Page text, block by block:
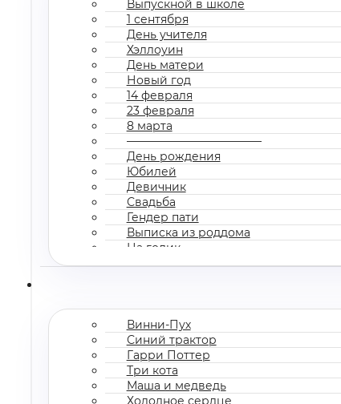
Выпускной в школе
1 сентября
День учителя
Хэллоуин
День матери
Новый год
14 февраля
23 февраля
8 марта
————————————
День рождения
Юбилей
Девичник
Свадьба
Гендер пати
Выписка из роддома
На годик
Корпоратив
Винни-Пух
Синий трактор
Гарри Поттер
Три кота
Маша и медведь
Холодное сердце